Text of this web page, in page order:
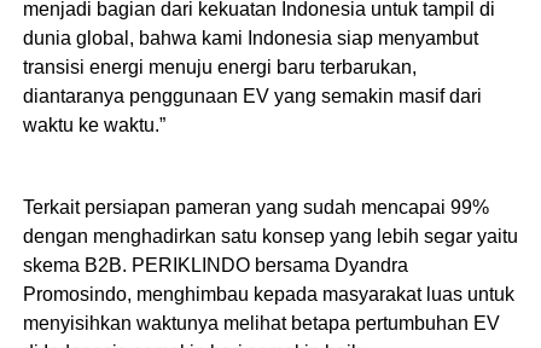
menjadi bagian dari kekuatan Indonesia untuk tampil di
dunia global, bahwa kami Indonesia siap menyambut
transisi energi menuju energi baru terbarukan,
diantaranya penggunaan EV yang semakin masif dari
waktu ke waktu.”
Terkait persiapan pameran yang sudah mencapai 99%
dengan menghadirkan satu konsep yang lebih segar yaitu
skema B2B. PERIKLINDO bersama Dyandra
Promosindo, menghimbau kepada masyarakat luas untuk
menyisihkan waktunya melihat betapa pertumbuhan EV